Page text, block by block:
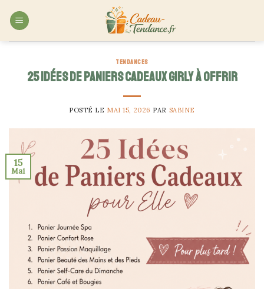
TENDANCES
25 idées de paniers cadeaux girly à offrir
POSTÉ LE MAI 15, 2026 PAR SABINE
15
Mai